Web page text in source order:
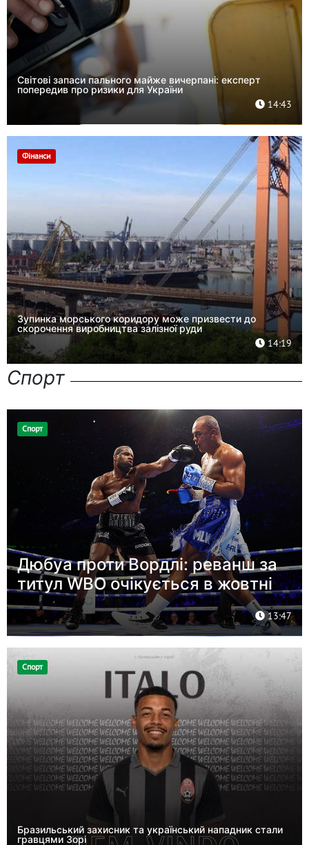
Світові запаси пального майже вичерпані: експерт
попередив про ризики для України
14:43
Фінанси
Зупинка морського коридору може призвести до
скорочення виробництва залізної руди
14:19
Спорт
Спорт
Дюбуа проти Вордлі: реванш за
титул WBO очікується в жовтні
13:47
Спорт
Бразильський захисник та український нападник стали
гравцями Зорі